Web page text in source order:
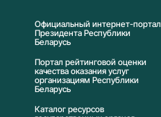
Официальный интернет-портал
Президента Республики
Беларусь
Портал рейтинговой оценки
качества оказания услуг
организациям Республики
Беларусь
Каталог ресурсов